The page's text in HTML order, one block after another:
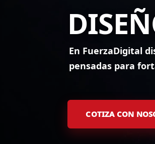
En FuerzaDigital
pensadas para
COTIZA CON